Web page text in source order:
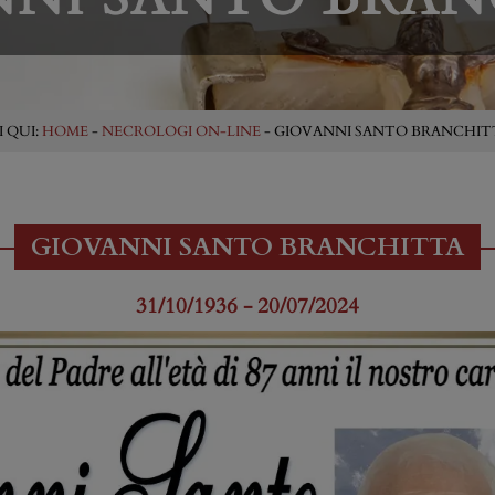
QUI: HOME- NECROLOGI ON-LINE- GIOVANNI SANTO
GIOVANNI SANTO BRANCHITTA
31/10/1936 - 20/07/2024